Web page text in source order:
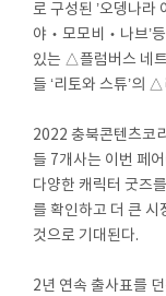
로 구성된 ’오뎅나라
야‧모모비‧나브’등
있는 △플럼버스 네
들 ‘리토와 스튜’의
2022 충북콘텐츠코
들 7개사는 이번 페
다양한 캐릭터 굿즈
를 확인하고 더 큰 시
것으로 기대된다.
2년 연속 출사표를